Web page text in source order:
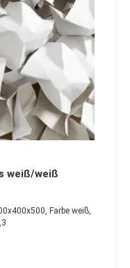
weiß/weiß
Farbe weiß,